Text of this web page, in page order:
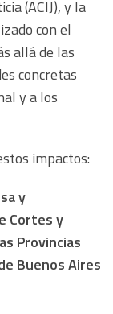
(ACIJ), y la
con el
allá de las
concretas
y a los
impactos:
y
Cortes y
Provincias
Buenos Aires